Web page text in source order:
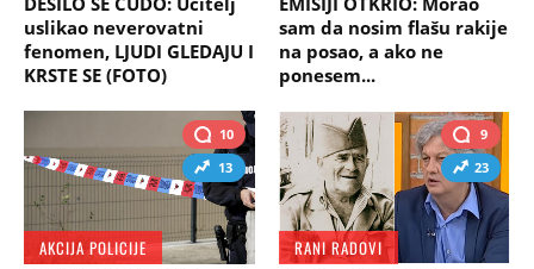
uslikao neverovatni
fenomen, LJUDI GLEDAJU I
KRSTE SE (FOTO)
sam da nosim flašu rakije
na posao, a ako ne
ponesem...
10
13
AKCIJA POLICIJE
9
23
RANI RADOVI